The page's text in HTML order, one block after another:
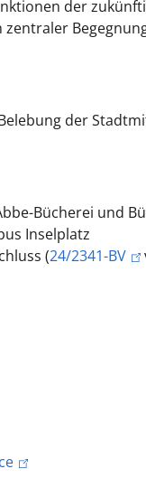
der
der
Bücherei und
Inselplatz
(24/2341-BV